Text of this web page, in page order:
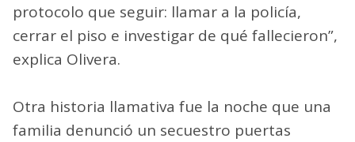
protocolo que seguir: llamar a la policía,
cerrar el piso e investigar de qué fallecieron”,
explica Olivera.
Otra historia llamativa fue la noche que una
familia denunció un secuestro puertas